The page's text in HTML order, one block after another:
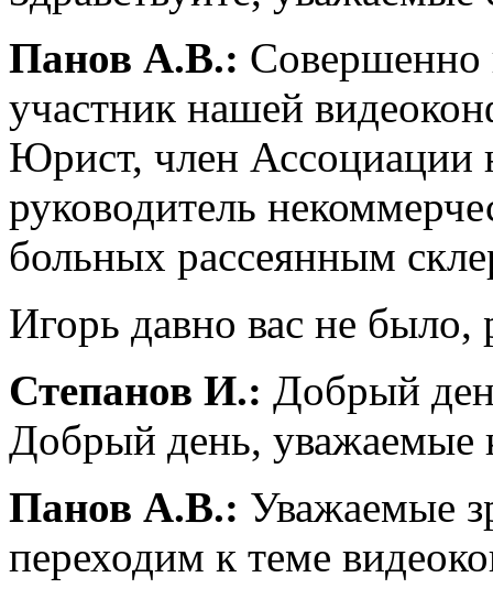
Панов А.В.: Совершенно
участник нашей
Юрист, член Ассоциации
руководитель
больных рассеянным
Игорь давно вас не было,
Степанов И.: Добрый
Добрый день, уважаемые
Панов А.В.: Уважаемые
переходим к теме